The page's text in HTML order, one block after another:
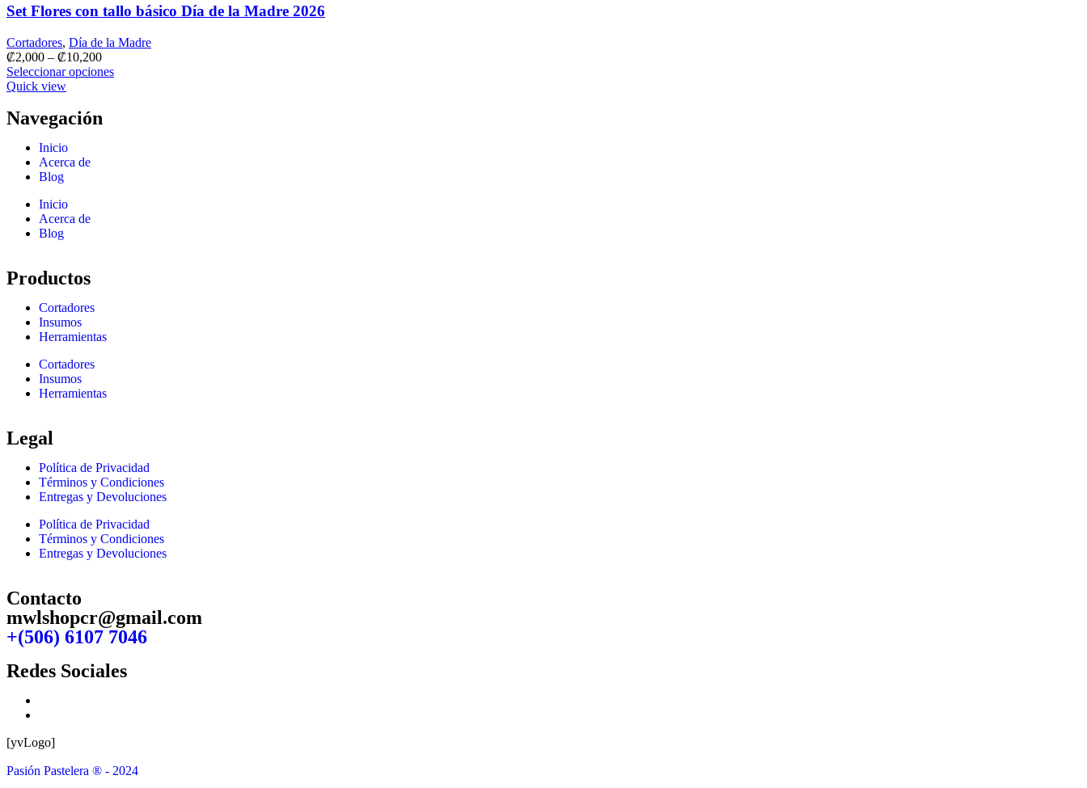
Set Flores con tallo básico Día de la Madre 2026
Cortadores, Día de la Madre
₡2,000 – ₡10,200
Seleccionar opciones
Quick view
Navegación
Inicio
Acerca de
Blog
Inicio
Acerca de
Blog
Productos
Cortadores
Insumos
Herramientas
Cortadores
Insumos
Herramientas
Legal
Política de Privacidad
Términos y Condiciones
Entregas y Devoluciones
Política de Privacidad
Términos y Condiciones
Entregas y Devoluciones
Contacto
mwlshopcr@gmail.com
+(506) 6107 7046
Redes Sociales
[yvLogo]
Pasión Pastelera ® - 2024